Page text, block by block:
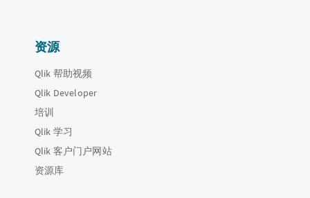
资源
Qlik 帮助视频
Qlik Developer
培训
Qlik 学习
Qlik 客户门户网站
资源库